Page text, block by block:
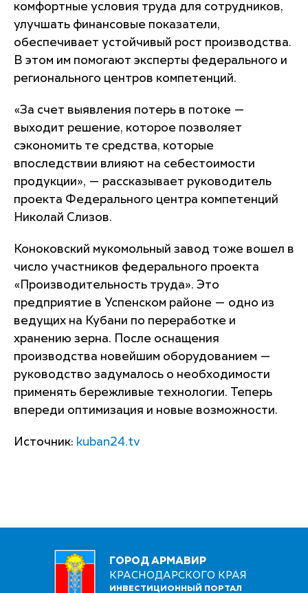
комфортные условия труда для сотрудников,
улучшать финансовые показатели,
обеспечивает устойчивый рост производства.
В этом им помогают эксперты федерального и
регионального центров компетенций.
«За счет выявления потерь в потоке —
выходит решение, которое позволяет
сэкономить те средства, которые
впоследствии влияют на себестоимости
продукции», — рассказывает руководитель
проекта Федерального центра компетенций
Николай Слизов.
Коноковский мукомольный завод тоже вошел в
число участников федерального проекта
«Производительность труда». Это
предприятие в Успенском районе — одно из
ведущих на Кубани по переработке и
хранению зерна. После оснащения
производства новейшим оборудованием —
руководство задумалось о необходимости
применять бережливые технологии. Теперь
впереди оптимизация и новые возможности.
Источник: kuban24.tv
ГОРОД АРМАВИР
КРАСНОДАРСКОГО КРАЯ
ИНВЕСТИЦИОННЫЙ ПОРТАЛ